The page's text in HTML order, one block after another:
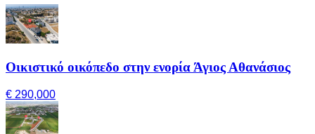
Οικιστικό οικόπεδο στην ενορία Άγιος Αθανάσιος
€ 290,000